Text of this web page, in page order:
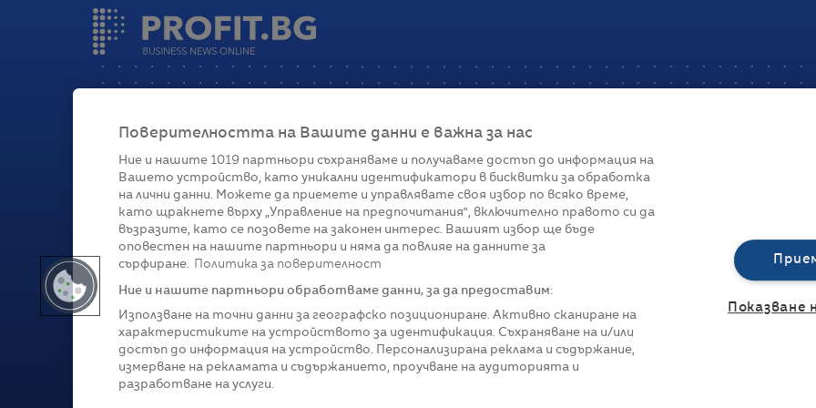
Категории
ГлобалноБизнесТехнологииСтратегииЖивот
Реклама
За нас
Политика за
Управление на
Поверителността на Вашите данни е важна за нас
Ние и нашите 1019 партньори съхраняваме и получаваме достъп до информация на
Вашето устройство, като уникални идентификатори в бисквитки за обработка
на лични данни. Можете да приемете и управлявате своя избор по всяко време,
като щракнете върху „Управление на предпочитания“, включително правото си да
възразите, като се позовете на законен интерес. Вашият избор ще бъде
оповестен на нашите партньори и няма да повлияе на данните за
сърфиране.
Политика за поверителност
Ние и нашите партньори обработваме данни, за да предоставим:
Използване на точни данни за географско позициониране. Активно сканиране на
характеристиките на устройството за идентификация. Съхраняване на и/или
достъп до информация на устройство. Персонализирана реклама и съдържание,
измерване на рекламата и съдържанието, проучване на аудиторията и
разработване на услуги.
Показване